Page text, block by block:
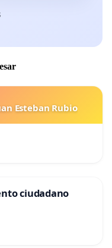
Esteban Rubio
ciudadano